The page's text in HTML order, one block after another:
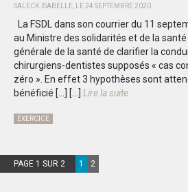
SALECK.ISABELLE, LE 24 SEPTEMBRE 2020
La FSDL dans son courrier du 11
au Ministre des solidarités et de la
générale de la santé de clarifier la
chirurgiens-dentistes supposés « cas
zéro ». En effet 3 hypothèses sont
bénéficié […]
[...] Lire la suite
EXERCICE
PAGE 1 SUR 2 1 2